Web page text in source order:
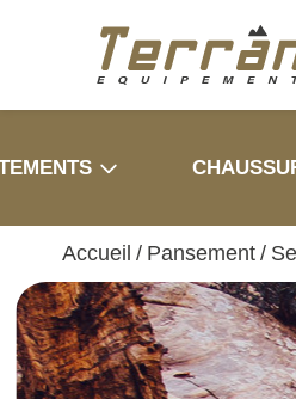
Accueil / Pansement /